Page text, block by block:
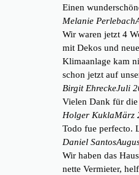
Einen
Melanie Perlebach
Wir waren jetzt 4
mit Dekos und
Klimaanlage kam
schon jetzt auf
Birgit EhreckeJuli
Vielen Dank für
Holger KuklaMärz
Todo fue perfecto.
Daniel Santos
Wir haben das
nette Vermieter,